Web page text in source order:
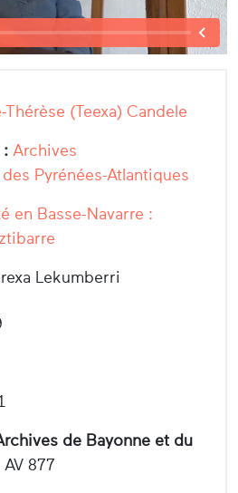
Thérèse (Teexa) Candele
: Archives
Pyrénées-Atlantiques
en Basse-Navarre :
Lekumberri
de Bayonne et du
AV 877